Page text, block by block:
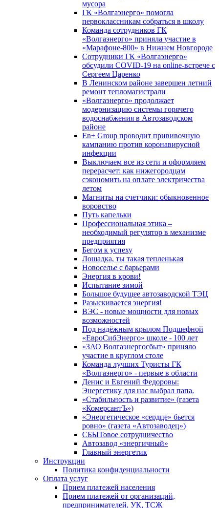
мусора
ГК «Волгаэнерго» помогла
первоклассникам собраться в школу
Команда сотрудников ГК
«Волгаэнерго» приняла участие в
«Марафоне-800» в Нижнем Новгороде
Сотрудники ГК «Волгаэнерго»
обсудили COVID-19 на online-встрече с
Сергеем Царенко
В Ленинском районе завершен летний
ремонт тепломагистрали
«Волгаэнерго» продолжает
модернизацию системы горячего
водоснабжения в Автозаводском
районе
En+ Group проводит прививочную
кампанию против коронавирусной
инфекции
Выключаем все из сети и оформляем
перерасчет: как нижегородцам
сэкономить на оплате электричества
летом
Магниты на счетчики: обыкновенное
воровство
Путь капельки
Профессиональная этика –
необходимый регулятор в механизме
предприятия
Бегом к успеху
Лошадка, ты такая тепленькая
Новоселье с барьерами
Энергия в крови!
Испытание зимой
Большое будущее автозаводской ТЭЦ
Разыскивается энергия!
ВЭС - новые мощности для новых
возможностей
Под надёжным крылом Подшефной
«ЕвроСибЭнерго» школе - 100 лет
«ЗАО Волгаэнергосбыт» приняло
участие в круглом столе
Команда лучших Туристы ГК
«Волгаэнерго» - первые в области
Денис и Евгений Федоровы:
Энергетику для нас выбрал папа.
«Стабильность и развитие» (газета
«КомерсантЪ»)
«Энергетическое «сердце» бьется
ровно» (газета «Автозаводец»)
СБЫТовое сотрудничество
Автозавод «энергичный»
Главный энергетик
Инструкции
Политика конфиденциальности
Оплата услуг
Прием платежей населения
Прием платежей от организаций,
предпринимателей, УК, ТСЖ